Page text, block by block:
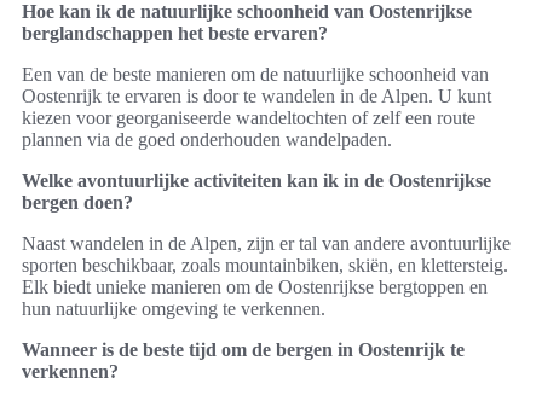
Hoe kan ik de natuurlijke schoonheid van Oostenrijkse
berglandschappen het beste ervaren?
Een van de beste manieren om de natuurlijke schoonheid van
Oostenrijk te ervaren is door te wandelen in de Alpen. U kunt
kiezen voor georganiseerde wandeltochten of zelf een route
plannen via de goed onderhouden wandelpaden.
Welke avontuurlijke activiteiten kan ik in de Oostenrijkse
bergen doen?
Naast wandelen in de Alpen, zijn er tal van andere avontuurlijke
sporten beschikbaar, zoals mountainbiken, skiën, en klettersteig.
Elk biedt unieke manieren om de Oostenrijkse bergtoppen en
hun natuurlijke omgeving te verkennen.
Wanneer is de beste tijd om de bergen in Oostenrijk te
verkennen?